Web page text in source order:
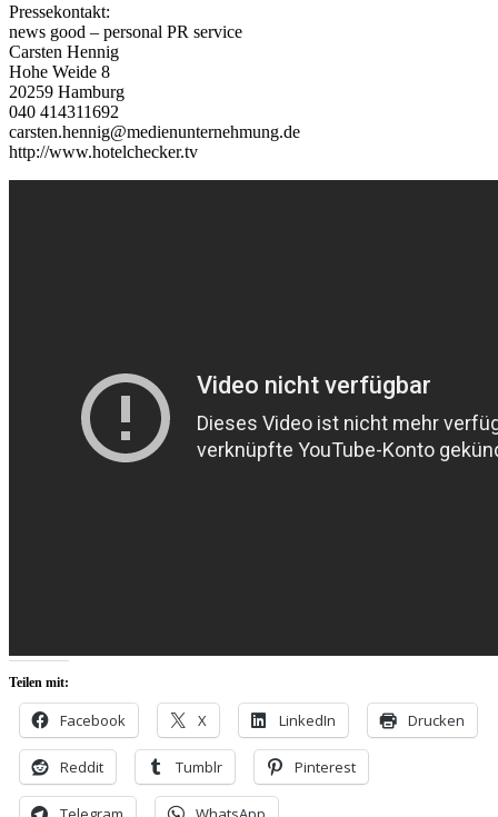
Pressekontakt:
news good – personal PR service
Carsten Hennig
Hohe Weide 8
20259 Hamburg
040 414311692
carsten.hennig@medienunternehmung.de
http://www.hotelchecker.tv
Teilen mit:
Facebook X LinkedIn Drucken
Reddit Tumblr Pinterest